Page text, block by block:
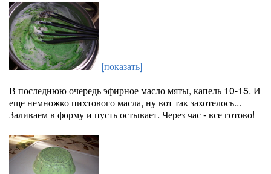
[показать]
В последнюю очередь эфирное масло мяты, капель 10-15. И
еще немножко пихтового масла, ну вот так захотелось...
Заливаем в форму и пусть остывает. Через час - все готово!